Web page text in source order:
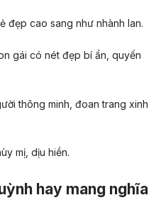
đẹp cao sang như nhành lan.
gái có nét đẹp bí ẩn, quyến
thông minh, đoan trang xinh
mị, dịu hiền.
hay mang nghĩa